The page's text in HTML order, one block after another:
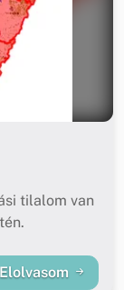
tilalom van
Elolvasom